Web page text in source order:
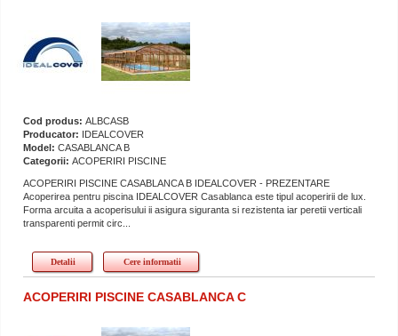
Cod produs: ALBCASB
Producator: IDEALCOVER
Model: CASABLANCA B
Categorii: ACOPERIRI PISCINE
ACOPERIRI PISCINE CASABLANCA B IDEALCOVER - PREZENTARE
Acoperirea pentru piscina IDEALCOVER Casablanca este tipul acoperirii de lux.
Forma arcuita a acoperisului ii asigura siguranta si rezistenta iar peretii verticali
transparenti permit circ...
Detalii Cere informatii
ACOPERIRI PISCINE CASABLANCA C